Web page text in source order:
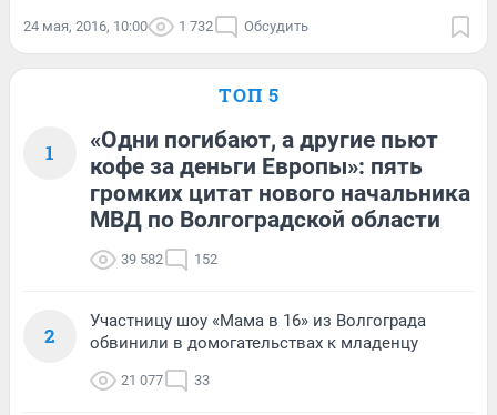
24 мая, 2016, 10:00 1 732 Обсудить
ТОП 5
1
«Одни погибают, а другие пьют
кофе за деньги Европы»: пять
громких цитат нового начальника
МВД по Волгоградской области
39 582 152
2
Участницу шоу «Мама в 16» из Волгограда
обвинили в домогательствах к младенцу
21 077 33